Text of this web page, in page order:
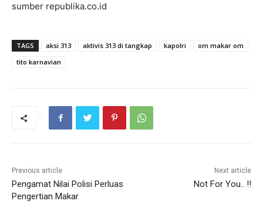
sumber republika.co.id
TAGS aksi 313 aktivis 313 di tangkap kapolri
om makar om
tito karnavian
Previous article
Pengamat Nilai Polisi Perluas
Pengertian Makar
Next article
Not For You.. !!